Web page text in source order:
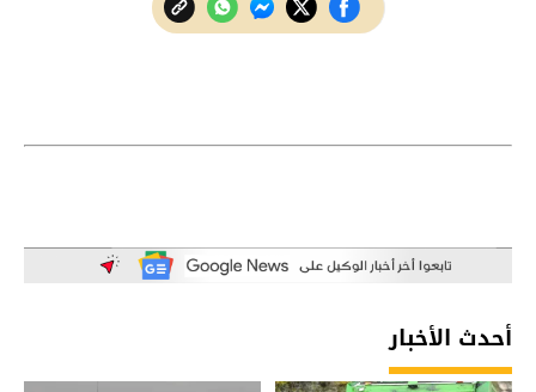
أحدث الأخبار